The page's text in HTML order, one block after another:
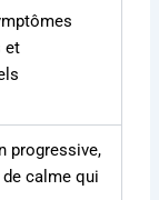
et
progressive,
calme qui